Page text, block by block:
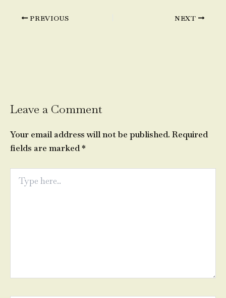
PREVIOUS NEXT
Leave a Comment
Your email address will not be published. Required
fields are marked*
here..